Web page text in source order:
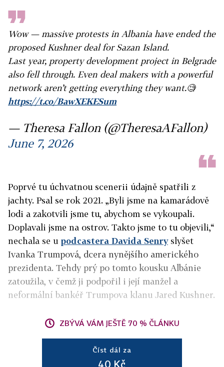
Wow — massive protests in Albania have ended the
proposed Kushner deal for Sazan Island.
Last year, property development project in Belgrade
also fell through. Even deal makers with a powerful
network aren’t getting everything they want.🧐
https://t.co/BawXEKESum
— Theresa Fallon (@TheresaAFallon)
June 7, 2026
Poprvé tu úchvatnou scenerii údajně spatřili z
jachty. Psal se rok 2021. „Byli jsme na kamarádově
lodi a zakotvili jsme tu, abychom se vykoupali.
Doplavali jsme na ostrov. Takto jsme to tu objevili,“
nechala se u podcastera Davida Senryslyšet
Ivanka Trumpová, dcera nynějšího amerického
prezidenta. Tehdy prý po tomto kousku Albánie
zatoužila, v čemž ji podpořil i její manžel a
neformální bankéř Trumpova klanu Jared Kushner.
ZBÝVÁ VÁM JEŠTĚ 70 % ČLÁNKU
Číst dál za
40 Kč